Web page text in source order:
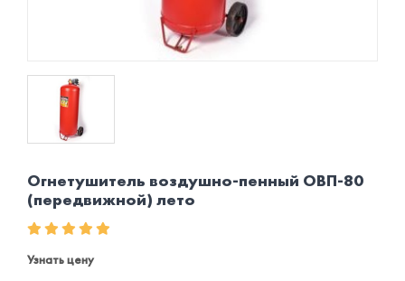
Огнетушитель воздушно-пенный ОВП-80
(передвижной) лето
Узнать цену